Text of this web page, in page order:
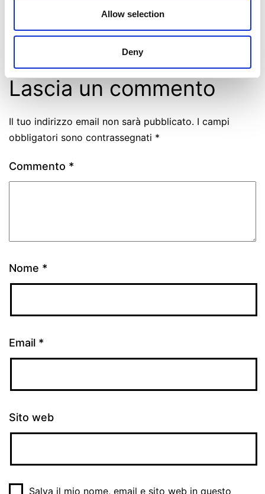
Allow selection
Deny
PubblicatoFebbraio 13, 2023DiLa Redazione
Lascia un commento
Il tuo indirizzo email non sarà pubblicato. I campi
obbligatori sono contrassegnati *
Commento *
Nome *
Email *
Sito web
Salva il mio nome, email e sito web in questo